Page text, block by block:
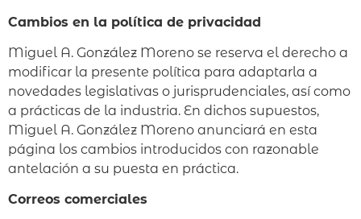
Cambios en la política de privacidad
Miguel A. González Moreno se reserva el derecho a
modificar la presente política para adaptarla a
novedades legislativas o jurisprudenciales, así como
a prácticas de la industria. En dichos supuestos,
Miguel A. González Moreno anunciará en esta
página los cambios introducidos con razonable
antelación a su puesta en práctica.
Correos comerciales